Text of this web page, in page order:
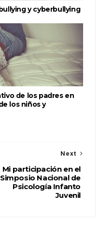
y cyberbullying
de los padres en
los niños y
Next
Mi participación en el
Simposio Nacional de
Psicología Infanto
Juvenil